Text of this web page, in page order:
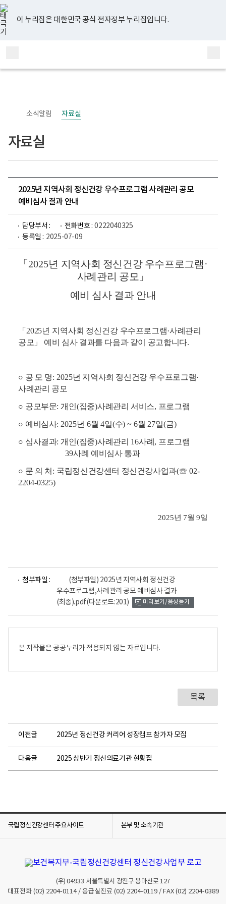
너
비
767px
이
하
이 누리집은 대한민국 공식 전자정부 누리집입니다.
지
검
메
홈
소식알림 자료실
자료실
2025년 지역사회 정신건강 우수프로그램 사례관리 공모
예비심사 결과 안내
담당부서 : 전화번호 : 0222040325
등록일 : 2025-07-09
「 2025년 지역사회 정신건강 우수프로그램 ·
사례관리 공모 」
예비 심사 결과 안내
「 2025년 지역사회 정신건강 우수프로그램·사례관리
공모 」 예비 심사 결과를 다음과 같이 공고합니다.
○ 공 모 명: 2025년 지역사회 정신건강 우수프로그램·
사례관리 공모
○ 공모부문: 개인(집중)사례관리 서비스, 프로그램
○ 예비심사: 2025년 6월 4일(수) ~ 6월 27일(금)
○ 심사결과: 개인(집중)사례관리 16사례 , 프로그램
39사례 예비심사 통과
○ 문 의 처 : 국립정신건강센터 정신건강사업과(☏ 02-
2204-0325)
2025년 7월9일
첨부파일 :
(첨부파일) 2025년 지역사회 정신건강
우수프로그램,사례관리 공모 예비심사 결과
(최종).pdf(다운로드:201) 미리보기/음성듣기
본 저작물은 공공누리가 적용되지 않는 자료입니다.
목록
이전글 2025년 정신건강 커리어 성장캠프 참가자 모집
다음글 2025 상반기 정신의료기관 현황집
국립정신건강센터 주요사이트 본부 및 소속기관
(우)04933 서울특별시 광진구 용마산로 127
대표전화 (02) 2204-0114/ 응급실진료 (02) 2204-0119/ FAX (02) 2204-0389
유
튜
브
페
이
스
북
인
스
타
그
램
블
로
그